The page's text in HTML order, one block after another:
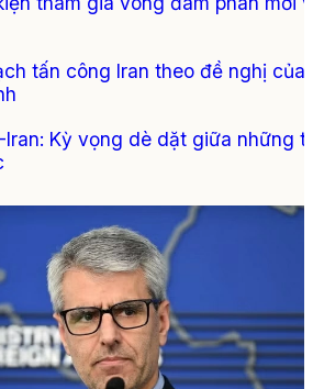
tấn công Iran theo đề nghị của
Kỳ vọng dè dặt giữa những